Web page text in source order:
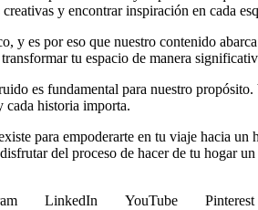
y encontrar inspiración en cada
y es por eso que nuestro contenido
tu espacio de manera
es fundamental para nuestro
cada historia importa.
para empoderarte en tu viaje hacia
del proceso de hacer de tu hogar
LinkedIn YouTube Pinterest